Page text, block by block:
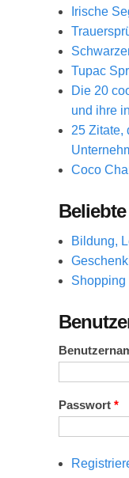
Irische
Tupac
Die 20
und ihre
25 Zitate,
Coco
Bildung,
Shopping
Passwort *